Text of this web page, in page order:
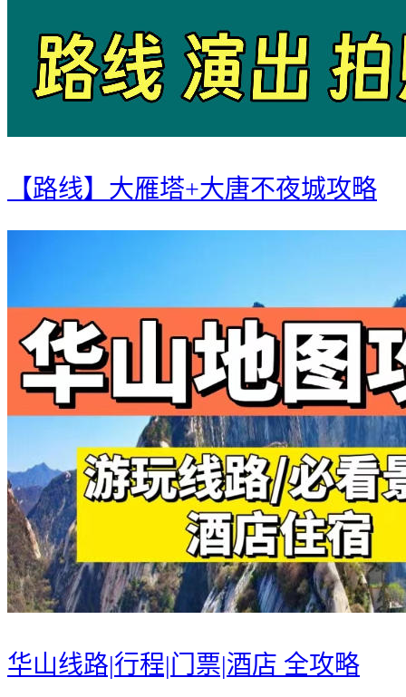
【路线】大雁塔+大唐不夜城攻略
华山线路|行程|门票|酒店 全攻略